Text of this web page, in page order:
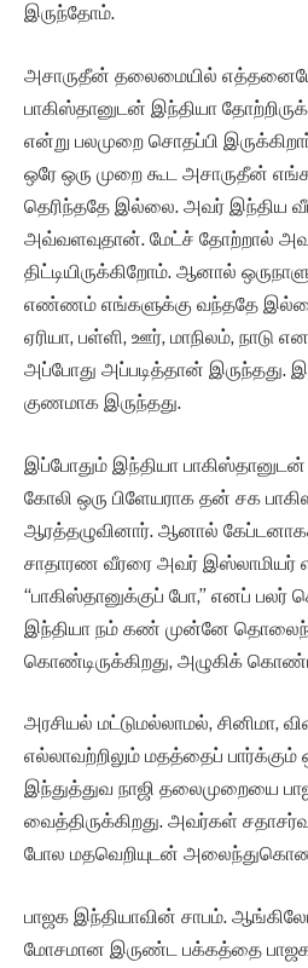
இருந்தோம்.
அசாருதீன் தலைமையில்
பாகிஸ்தானுடன் இந்தியா
என்று பலமுறை சொதப்பி
ஒரே ஒரு முறை கூட அசாருதீன்
தெரிந்ததே இல்லை. அவர் இந்திய
அவ்வளவுதான். மேட்ச் தோற்றால்
திட்டியிருக்கிறோம். ஆனால்
எண்ணம் எங்களுக்கு வந்ததே
ஏரியா, பள்ளி, ஊர், மாநிலம், நாடு
அப்போது அப்படித்தான் இருந்தது.
குணமாக இருந்தது.
இப்போதும் இந்தியா பாகிஸ்தானுடன்
கோலி ஒரு பிளேயராக தன் சக
ஆரத்தழுவினார். ஆனால்
சாதாரண வீரரை அவர் இஸ்லாமியர்
“பாகிஸ்தானுக்குப் போ,” எனப்
இந்தியா நம் கண் முன்னே
கொண்டிருக்கிறது, அழுகிக்
அரசியல் மட்டுமல்லாமல், சினிமா,
எல்லாவற்றிலும் மதத்தைப் பார்க்கும்
இந்துத்துவ நாஜி தலைமுறையை
வைத்திருக்கிறது. அவர்கள்
போல மதவெறியுடன்
பாஜக இந்தியாவின் சாபம்.
மோசமான இருண்ட பக்கத்தை பாஜக